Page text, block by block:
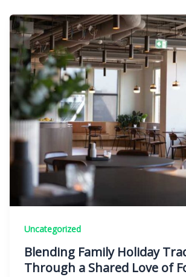
Uncategorized
Blending Family Holiday
Through a Shared Love of